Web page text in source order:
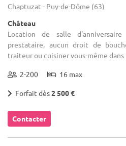
Chaptuzat - Puy-de-Dôme (63)
Château
Location de salle
prestataire, aucun droit de
traiteur ou cuisiner vous-même
2-200 16 max
Forfait dès2 500 €
Contacter